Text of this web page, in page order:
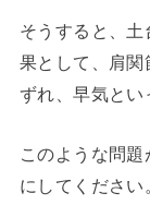
そうすると、
果として、肩
ずれ、早気とい
このような問
にしてくださ